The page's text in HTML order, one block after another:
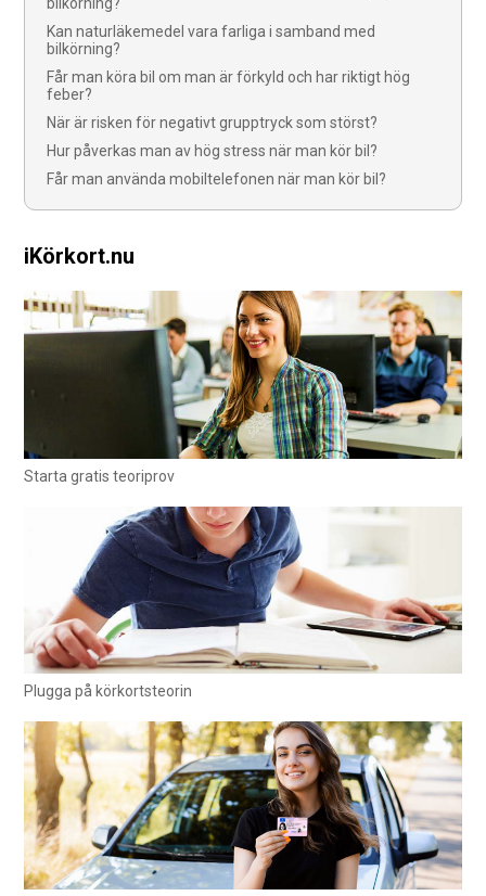
Kan naturläkemedel vara farliga i samband med
bilkörning?
Får man köra bil om man är förkyld och har riktigt hög
feber?
När är risken för negativt grupptryck som störst?
Hur påverkas man av hög stress när man kör bil?
Får man använda mobiltelefonen när man kör bil?
iKörkort.nu
Starta gratis teoriprov
Plugga på körkortsteorin